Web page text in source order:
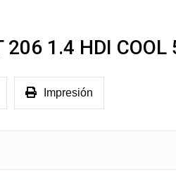
206 1.4 HDI COOL
Impresión